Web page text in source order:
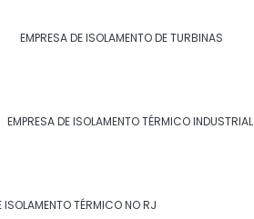
EMPRESA DE ISOLAMENTO DE TURBINAS
EMPRESA DE ISOLAMENTO TÉRMICO INDUSTRIAL
ISOLAMENTO TÉRMICO NO RJ